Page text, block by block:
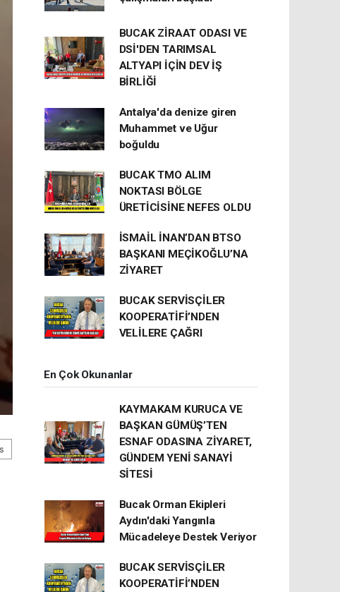
BUCAK ZİRAAT ODASI VE
DSİ'DEN TARIMSAL
ALTYAPI İÇİN DEV İŞ
BİRLİĞİ
Antalya'da denize giren
Muhammet ve Uğur
boğuldu
BUCAK TMO ALIM
NOKTASI BÖLGE
ÜRETİCİSİNE NEFES OLDU
İSMAİL İNAN’DAN BTSO
BAŞKANI MEÇİKOĞLU’NA
ZİYARET
BUCAK SERVİSÇİLER
KOOPERATİFİ’NDEN
VELİLERE ÇAĞRI
En Çok Okunanlar
KAYMAKAM KURUCA VE
BAŞKAN GÜMÜŞ’TEN
ESNAF ODASINA ZİYARET,
GÜNDEM YENİ SANAYİ
SİTESİ
Bucak Orman Ekipleri
Aydın'daki Yangınla
Mücadeleye Destek Veriyor
BUCAK SERVİSÇİLER
KOOPERATİFİ’NDEN